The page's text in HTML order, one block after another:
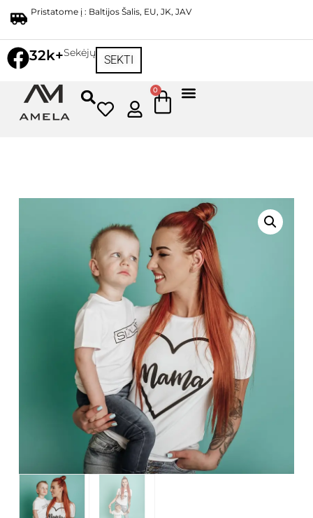
Pristatome į : Baltijos Šalis, EU, JK, JAV
32k+Sekėjų
SEKTI
0